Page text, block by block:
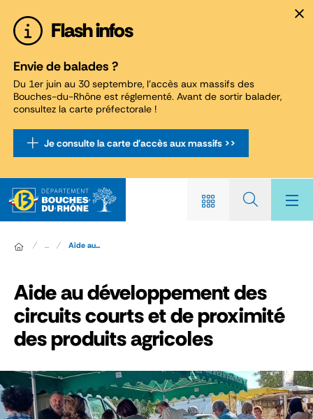
Flash infos
Envie de balades ?
Du 1er juin au 30 septembre, l'accès aux massifs des
Bouches-du-Rhône est réglementé. Avant de sortir balader,
consultez la carte préfectorale !
Je consulte la carte d'accès aux massifs >>
... Aide au...
Aide au développement des
circuits courts et de proximité
des produits agricoles